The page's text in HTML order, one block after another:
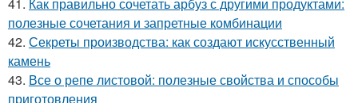
полезные сочетания и запретные комбинации
42. Секреты производства: как создают искусственный
камень
43. Все о репе листовой: полезные свойства и способы
приготовления